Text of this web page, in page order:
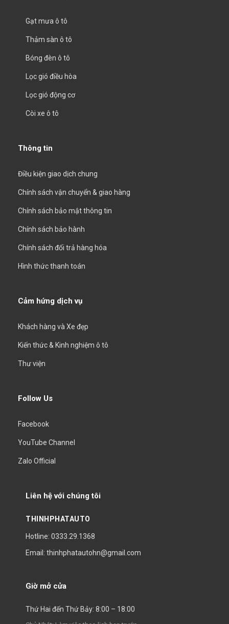
Gạt mưa ô tô
Thảm sàn ô tô
Bóng đèn ô tô
Lọc gió điều hòa
Lọc gió động cơ
Còi xe ô tô
Thông tin
Điều kiện giao dịch chung
Chính sách vận chuyển & giao hàng
Chính sách bảo mật thông tin
Chính sách bảo hành
Chính sách đổi trả hàng hóa
Hình thức thanh toán
Cảm hứng dịch vụ
Khách hàng và Xe đẹp
Kiến thức & Kinh nghiệm ô tô
Thư viện
Follow Us
Facebook
YouTube Channel
Zalo Official
Liên hệ với chúng tôi
THINHPHATAUTO
Hotline: 0333.29.1368
Email: thinhphatautohn@gmail.com
Giờ mở cửa
Thứ Hai đến Thứ Bảy: 8:00 – 18:00